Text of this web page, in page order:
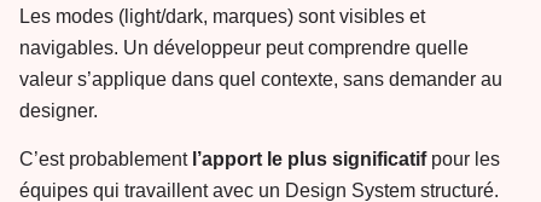
Les modes (light/dark, marques) sont visibles et
navigables. Un développeur peut comprendre quelle
valeur s’applique dans quel contexte, sans demander au
designer.
C’est probablement l’apport le plus significatifpour les
équipes qui travaillent avec un Design System structuré.